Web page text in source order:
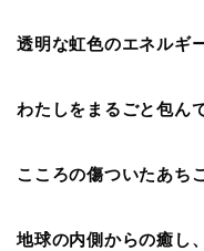
透明な虹色のエネルギ
わたしをまるごと包ん
こころの傷ついたあち
地球の内側からの癒し